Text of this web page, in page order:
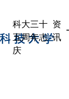
科大三十
五周年志
庆
资
讯